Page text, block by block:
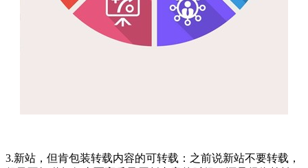
3.新站，但肯包装转载内容的可转载：之前说新站不要转载，